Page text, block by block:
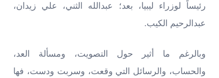
رئيساً لوزراء ليبيا، بعد؛ عبدالله الثني، علي زيدان،
عبدالرحيم الكيب.
وبالرغم ما أثير حول التصويت، ومسألة العد،
والحساب، والرسائل التي وقعت، وسربت ودست، فها